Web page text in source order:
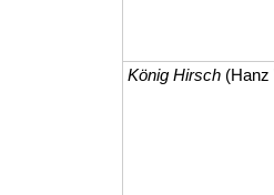
König Hirsch (Hanz